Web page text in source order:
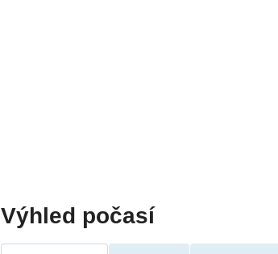
Výhled počasí